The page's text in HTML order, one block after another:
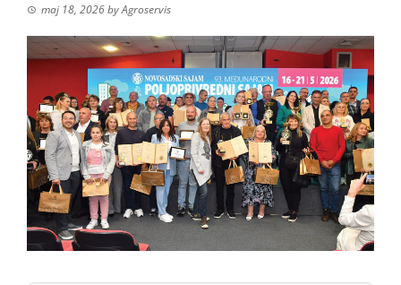
maj 18, 2026byAgroservis